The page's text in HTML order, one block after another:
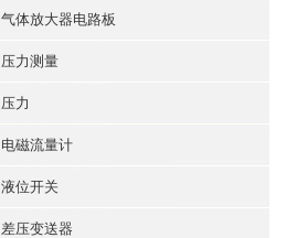
气体放大器电路板
压力测量
压力
电磁流量计
液位开关
差压变送器